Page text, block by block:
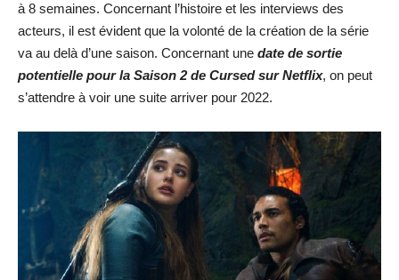
à 8 semaines. Concernant l’histoire et les interviews des
acteurs, il est évident que la volonté de la création de la série
va au delà d’une saison. Concernant une date de sortie
potentielle pour la Saison 2 de Cursed sur Netflix, on peut
s’attendre à voir une suite arriver pour 2022.